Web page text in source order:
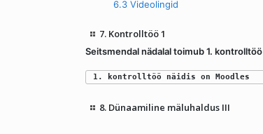
6.3 Videolingid
7. Kontrolltöö 1
Seitsmendal nädalal toimub 1. kontrolltöö
1. kontrolltöö näidis on Moodles
8. Dünaamiline mäluhaldus III